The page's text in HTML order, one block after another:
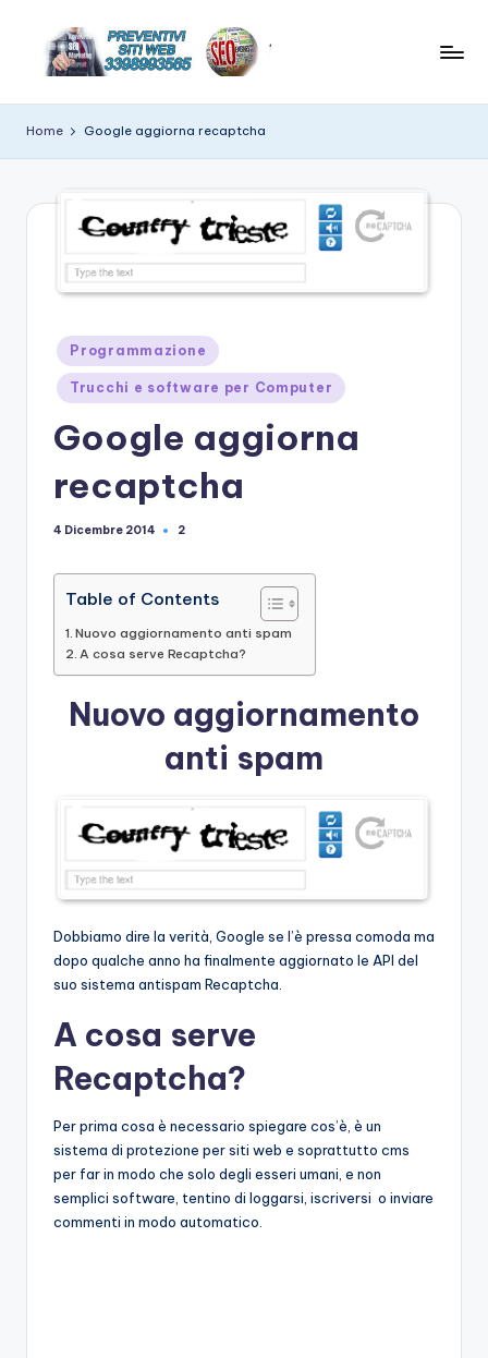
r
e
a
suggerimenti
Home Google aggiorna recaptcha
Posted
in
Programmazione
Trucchi e software per Computer
Google aggiorna
recaptcha
4 Dicembre 2014 2
Table of Contents
Nuovo aggiornamento anti spam
A cosa serve Recaptcha?
Nuovo aggiornamento
anti spam
Dobbiamo dire la verità, Google se l’è pressa comoda ma
dopo qualche anno ha finalmente aggiornato le API del
suo sistema antispam Recaptcha.
A cosa serve
Recaptcha?
Per prima cosa è necessario spiegare cos’è, è un
sistema di protezione per siti web e soprattutto cms
per far in modo che solo degli esseri umani, e non
semplici software, tentino di loggarsi, iscriversi o inviare
commenti in modo automatico.